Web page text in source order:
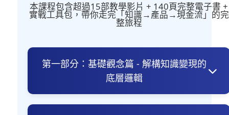
本課程包含超過15部教學影片 + 140頁完整電子書 +
實戰工具包，帶你走完「知識→產品→現金流」的完
整旅程
第一部分：基礎觀念篇 - 解構知識變現的
底層邏輯
為什麼你的知識值得變現？破除三大迷